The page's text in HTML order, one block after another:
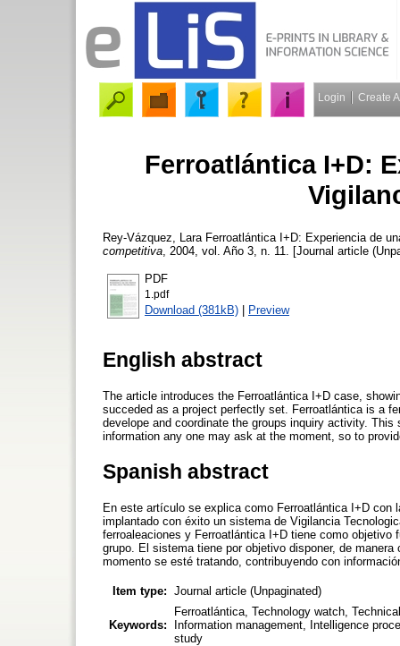
Login Create
Ferroatlántica I+D:
Rey-Vázquez, Lara Ferroatlántica I+D: Experiencia de
competitiva , 2004, vol. Año 3, n. 11. [Journal article
PDF
1.pdf
Download (381kB) | Preview
English abstract
The article introduces the Ferroatlántica I+D case,
succeded as a project perfectly set. Ferroatlántica is a
develope and coordinate the groups inquiry activity.
information any one may ask at the moment, so to
Spanish abstract
En este artículo se explica como Ferroatlántica I+D
implantado con éxito un sistema de Vigilancia
ferroaleaciones y Ferroatlántica I+D tiene como
grupo. El sistema tiene por objetivo disponer, de
momento se esté tratando, contribuyendo con
Item type: Journal article (Unpaginated)
Keywords:
Ferroatlántica, Technology watch,
Information management, Intelligence
study